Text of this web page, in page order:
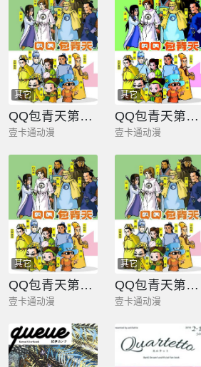
其它
QQ包青天第六册
壹卡通动漫
其它
QQ包青天第二册
壹卡通动漫
其它
QQ包青天第八册
壹卡通动漫
其它
QQ包青天第五册
壹卡通动漫